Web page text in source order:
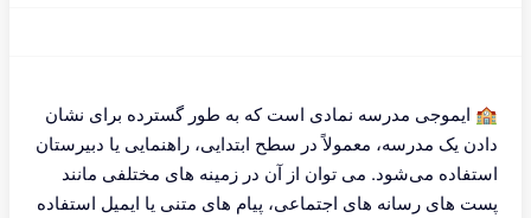
🏫 ایموجی مدرسه نمادی است که به طور گسترده برای نشان
دادن یک مدرسه، معمولاً در سطح ابتدایی، راهنمایی یا دبیرستان
استفاده می‌شود. می توان از آن در زمینه های مختلفی مانند
پست های رسانه های اجتماعی، پیام های متنی یا ایمیل استفاده